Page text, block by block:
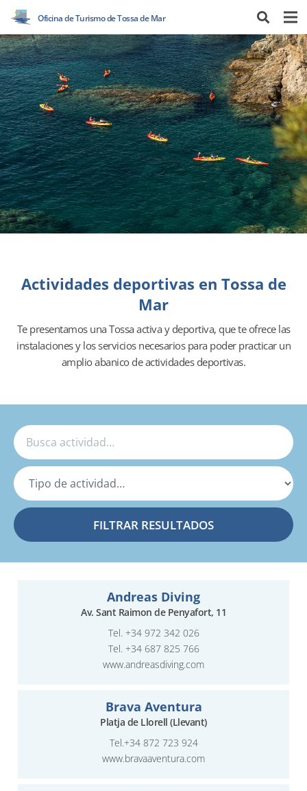
Oficina de Turismo de Tossa de Mar
Actividades deportivas en Tossa de
Mar
Te presentamos una Tossa activa y deportiva, que te ofrece las
instalaciones y los servicios necesarios para poder practicar un
amplio abanico de actividades deportivas.
Andreas Diving
Av. Sant Raimon de Penyafort, 11
Tel. +34 972 342 026
Tel. +34 687 825 766
www.andreasdiving.com
Brava Aventura
Platja de Llorell (Llevant)
Tel.+34 872 723 924
www.bravaaventura.com